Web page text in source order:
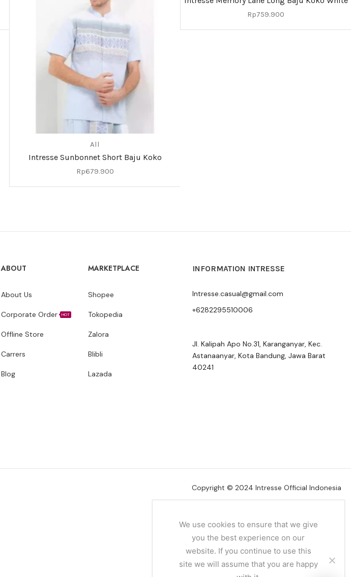
All
Intresse Sunbonnet Short Baju Koko
Rp679.900
Rp759.900
ABOUT
About Us
Corporate Order HOT
Offline Store
Carrers
Blog
MARKETPLACE
Shopee
Tokopedia
Zalora
Blibli
Lazada
INFORMATION INTRESSE
Intresse.casual@gmail.com
+6282295510006
Jl. Kalipah Apo No.31, Karanganyar, Kec.
Astanaanyar, Kota Bandung, Jawa Barat
40241
Copyright © 2024 Intresse Official Indonesia
We use cookies to ensure that we give
you the best experience on our
website. If you continue to use this
site we will assume that you are happy